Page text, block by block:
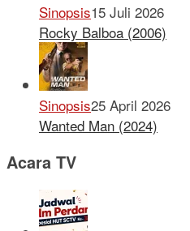
Sinopsis15 Juli 2026
Rocky Balboa (2006)
Sinopsis25 April 2026
Wanted Man (2024)
Acara TV